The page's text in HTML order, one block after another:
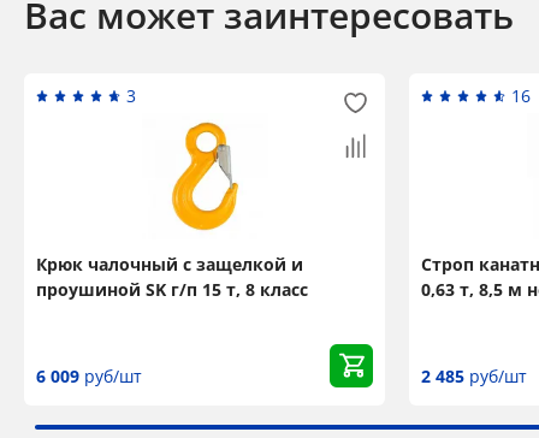
Вас может заинтересовать
3
Крюк чалочный с защелкой и
проушиной SK г/п 15 т, 8 класс
6 009 руб/шт
16
Строп
0,63 т, 8,5 м
2 485 руб/шт